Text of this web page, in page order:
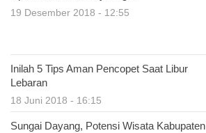
19 Desember 2018 - 12:55
Inilah 5 Tips Aman Pencopet Saat Libur
Lebaran
18 Juni 2018 - 16:15
Sungai Dayang, Potensi Wisata Kabupaten